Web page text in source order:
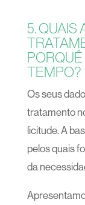
5. QUAIS
TEMPO?
Os seus
tratamento
licitude. A
pelos quais
da